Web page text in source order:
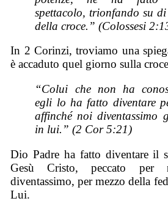
spettacolo, trionfando su di
della croce.” (Colossesi
In 2 Corinzi, troviamo una
è accaduto quel giorno sulla
“Colui che non ha
egli lo ha fatto diventare
affinché noi diventassimo
in lui.” (2 Cor 5:21)
Dio Padre ha fatto diventare il
Gesù Cristo, peccato per
diventassimo, per mezzo della
Lui.